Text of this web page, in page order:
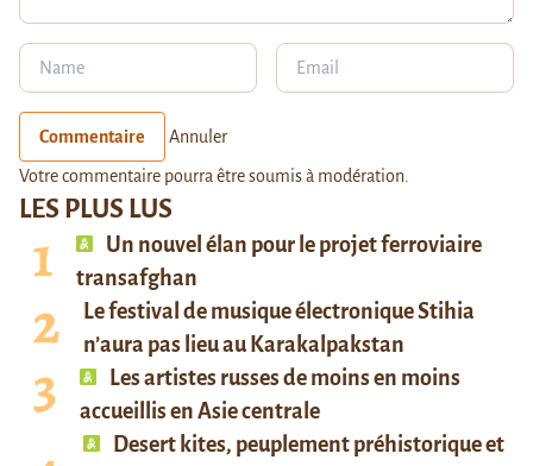
LES PLUS LUS
Un nouvel élan pour le projet ferroviaire
transafghan
Le festival de musique électronique Stihia
n’aura pas lieu au Karakalpakstan
Les artistes russes de moins en moins
accueillis en Asie centrale
Desert kites, peuplement préhistorique et
Commentaire Annuler
Votre commentaire pourra être soumis à modération.